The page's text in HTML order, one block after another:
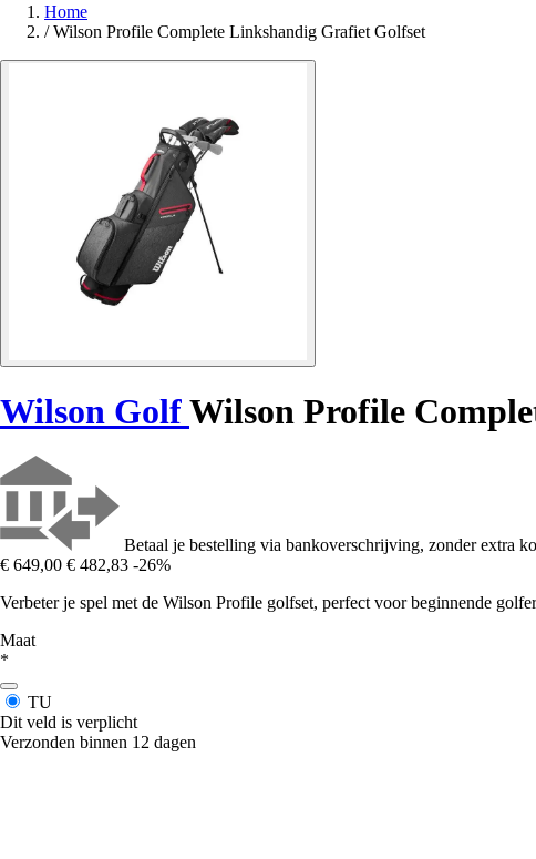
Home
/ Wilson Profile Complete Linkshandig Grafiet Golfset
Wilson GolfWilson Profile
Betaal je bestelling via bankoverschrijving, zonder extra
€ 649,00 € 482,83 -26%
Verbeter je spel met de Wilson Profile golfset, perfect voor beginnende
Maat
*
TU
Dit veld is verplicht
Verzonden binnen 12 dagen